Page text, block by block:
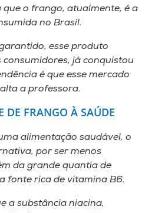
o frango, atualmente, é a
no Brasil.
esse produto
já conquistou
é que esse mercado
a professora.
DE FRANGO À SAÚDE
alimentação saudável, o
por ser menos
da grande quantia de
fonte rica de vitamina B6.
a substância niacina,